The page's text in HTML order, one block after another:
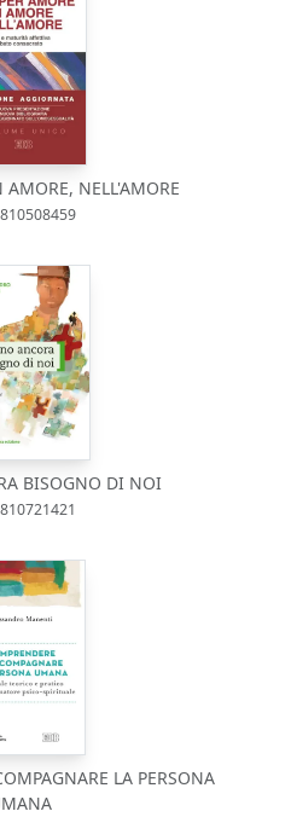
AMORE, NELL'AMORE
BISOGNO DI NOI
LA PERSONA